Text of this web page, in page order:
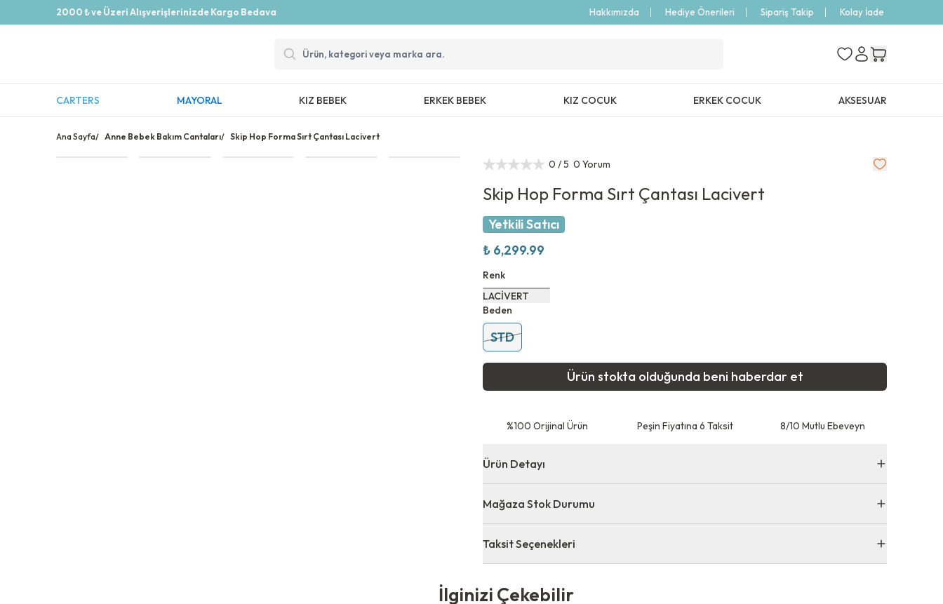
2000 ₺ ve Üzeri Alışverişlerinizde Kargo Bedava Hakkımızda Hediye Önerileri Sipariş Takip Kolay İade
CARTERS MAYORAL KIZ BEBEK ERKEK BEBEK KIZ COCUK ERKEK COCUK AKSESUAR
Ana Sayfa/ Anne Bebek Bakım Cantaları/ Skip Hop Forma Sırt Çantası Lacivert
0 / 5 0 Yorum
Skip Hop Forma Sırt Çantası Lacivert
Yetkili Satıcı
₺ 6,299.99
Renk
LACİVERT
Beden
STD
Ürün stokta olduğunda beni haberdar et
⁠%100 Orijinal Ürün Peşin Fiyatına 6 Taksit 8/10 Mutlu Ebeveyn
Ürün Detayı
Mağaza Stok Durumu
Taksit Seçenekleri
İlginizi Çekebilir